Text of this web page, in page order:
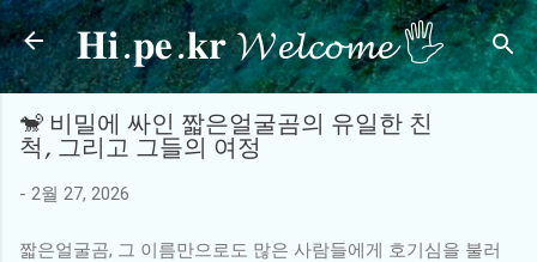
기본 콘텐츠로 건너뛰기
𝐇𝐢.𝐩𝐞.𝐤𝐫 𝓦𝓮𝓵𝓬𝓸𝓶𝓮 🖐
🐒 비밀에 싸인 짧은얼굴곰의 유일한 친
척, 그리고 그들의 여정
- 2월 27, 2026
짧은얼굴곰, 그 이름만으로도 많은 사람들에게 호기심을 불러